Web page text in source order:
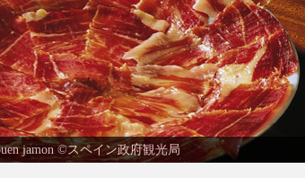
en mi camino
España "Querer es poder"
jamon ©︎スペイン政府観光局
mundo del Jerez